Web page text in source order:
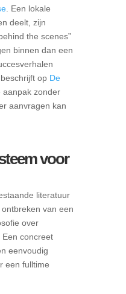
. Een lokale
deelt, zijn
the scenes”
binnen dan een
op De
zonder
aanvragen kan
voor
literatuur
van een
over
concreet
eenvoudig
een fulltime